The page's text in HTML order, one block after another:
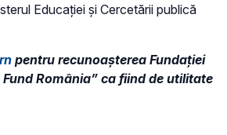
Educaţiei și Cercetării publică
pentru recunoaşterea Fundației
România” ca fiind de utilitate